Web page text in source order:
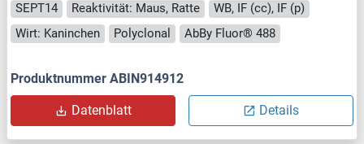
SEPT14 Reaktivität: Maus, Ratte
WB, IF (cc), IF (p)
Wirt: Kaninchen
Polyclonal AbBy Fluor® 488
Produktnummer ABIN914912
Datenblatt Details